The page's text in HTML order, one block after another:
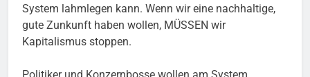
System lahmlegen kann. Wenn wir eine nachhaltige,
gute Zunkunft haben wollen, MÜSSEN wir
Kapitalismus stoppen.